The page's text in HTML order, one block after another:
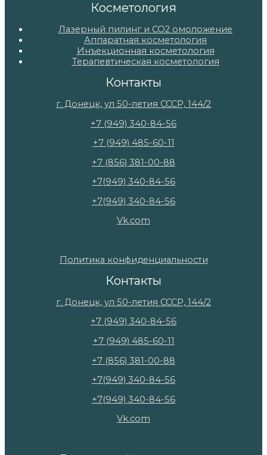
Косметология
Лазерный пилинг и СО2 омоложение
Аппаратная косметология
Инъекционная косметология
Терапевтическая косметология
Контакты
г. Донецк, ул 50-летия СССР, 144/2
+7 (949) 340-84-56
+7 (949) 485-60-11
+7 (856) 381-00-88
+7(949) 340-84-56
+7(949) 340-84-56
Vk.com
Политика конфиденциальности
Контакты
г. Донецк, ул 50-летия СССР, 144/2
+7 (949) 340-84-56
+7 (949) 485-60-11
+7 (856) 381-00-88
+7(949) 340-84-56
+7(949) 340-84-56
Vk.com